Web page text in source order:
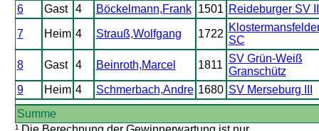
6
Gast 4 Böckelmann,Frank 1501 Reideburger SV II
7 Heim 4 Strauß,Wolfgang 1722
SC
8 Gast 4 Beinroth,Marcel 1811
SV Grün-Weiß
Granschütz
9
Heim 4 Schmerbach,Andre 1680 SV Merseburg III
Summe